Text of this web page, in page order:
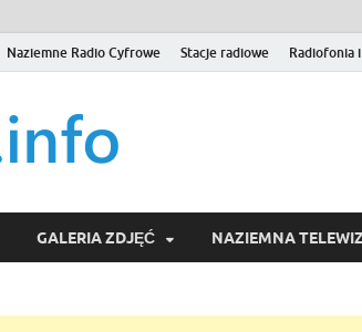
Naziemne Radio Cyfrowe Stacje radiowe Radiofonia
Wideo
GALERIA ZDJĘĆ NAZIEMNA